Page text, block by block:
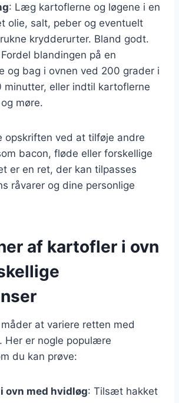
: Læg kartoflerne og løgene i en
olie, salt, peber og eventuelt
krydderurter. Bland godt.
blandingen på en
og bag i ovnen ved 200 grader i
minutter, eller indtil kartoflerne
møre.
opskriften ved at tilføje andre
bacon, fløde eller forskellige
er en ret, der kan tilpasses
råvarer og dine personlige
af kartofler i ovn
at variere retten med
Her er nogle populære
du kan prøve:
ovn med hvidløg: Tilsæt hakket